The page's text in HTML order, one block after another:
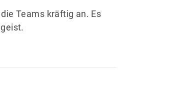
Teams kräftig an. Es